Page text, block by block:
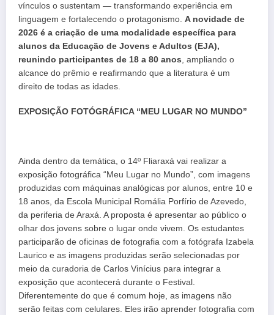
vínculos o sustentam — transformando experiência em
linguagem e fortalecendo o protagonismo. A novidade de
2026 é a criação de uma modalidade específica para
alunos da Educação de Jovens e Adultos (EJA),
reunindo participantes de 18 a 80 anos , ampliando o
alcance do prêmio e reafirmando que a literatura é um
direito de todas as idades.
EXPOSIÇÃO FOTÓGRÁFICA “MEU LUGAR NO MUNDO”
Ainda dentro da temática, o 14º Fliaraxá vai realizar a
exposição fotográfica “Meu Lugar no Mundo”, com imagens
produzidas com máquinas analógicas por alunos, entre 10 e
18 anos, da Escola Municipal Romália Porfírio de Azevedo,
da periferia de Araxá. A proposta é apresentar ao público o
olhar dos jovens sobre o lugar onde vivem. Os estudantes
participarão de oficinas de fotografia com a fotógrafa Izabela
Laurico e as imagens produzidas serão selecionadas por
meio da curadoria de Carlos Vinícius para integrar a
exposição que acontecerá durante o Festival.
Diferentemente do que é comum hoje, as imagens não
serão feitas com celulares. Eles irão aprender fotografia com